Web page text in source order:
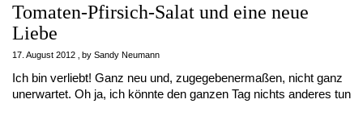
Tomaten-Pfirsich-Salat und eine neue
Liebe
17. August 2012 by Sandy Neumann
Ich bin verliebt! Ganz neu und, zugegebenermaßen, nicht ganz
unerwartet. Oh ja, ich könnte den ganzen Tag nichts anderes tun